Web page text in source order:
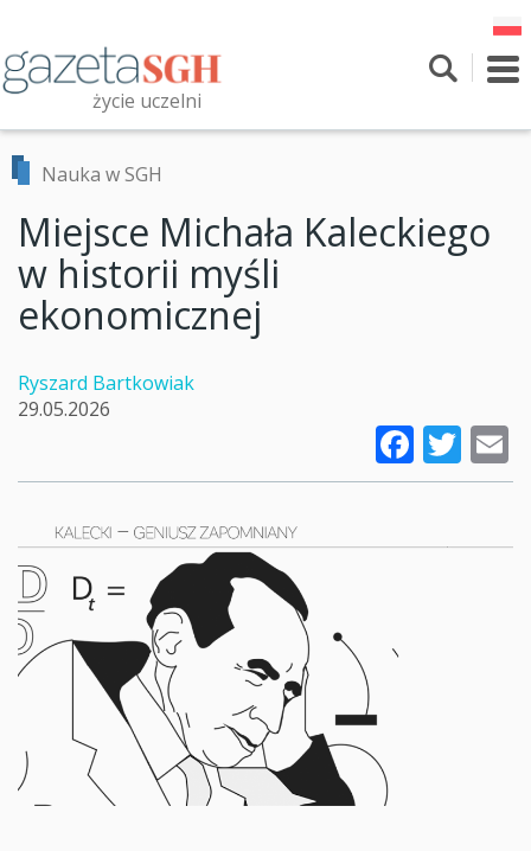
treści
życie uczelni
Przeszukaj witrynę
Nauka w SGH
Miejsce Michała Kaleckiego
w historii myśli
ekonomicznej
Ryszard Bartkowiak
29.05.2026